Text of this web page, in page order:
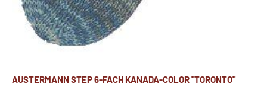
AUSTERMANN STEP 6-FACH KANADA-COLOR "TORONTO"